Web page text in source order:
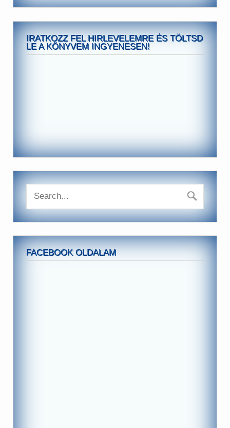
IRATKOZZ FEL HIRLEVELEMRE ÉS TÖLTSD
LE A KÖNYVEM INGYENESEN!
FACEBOOK OLDALAM